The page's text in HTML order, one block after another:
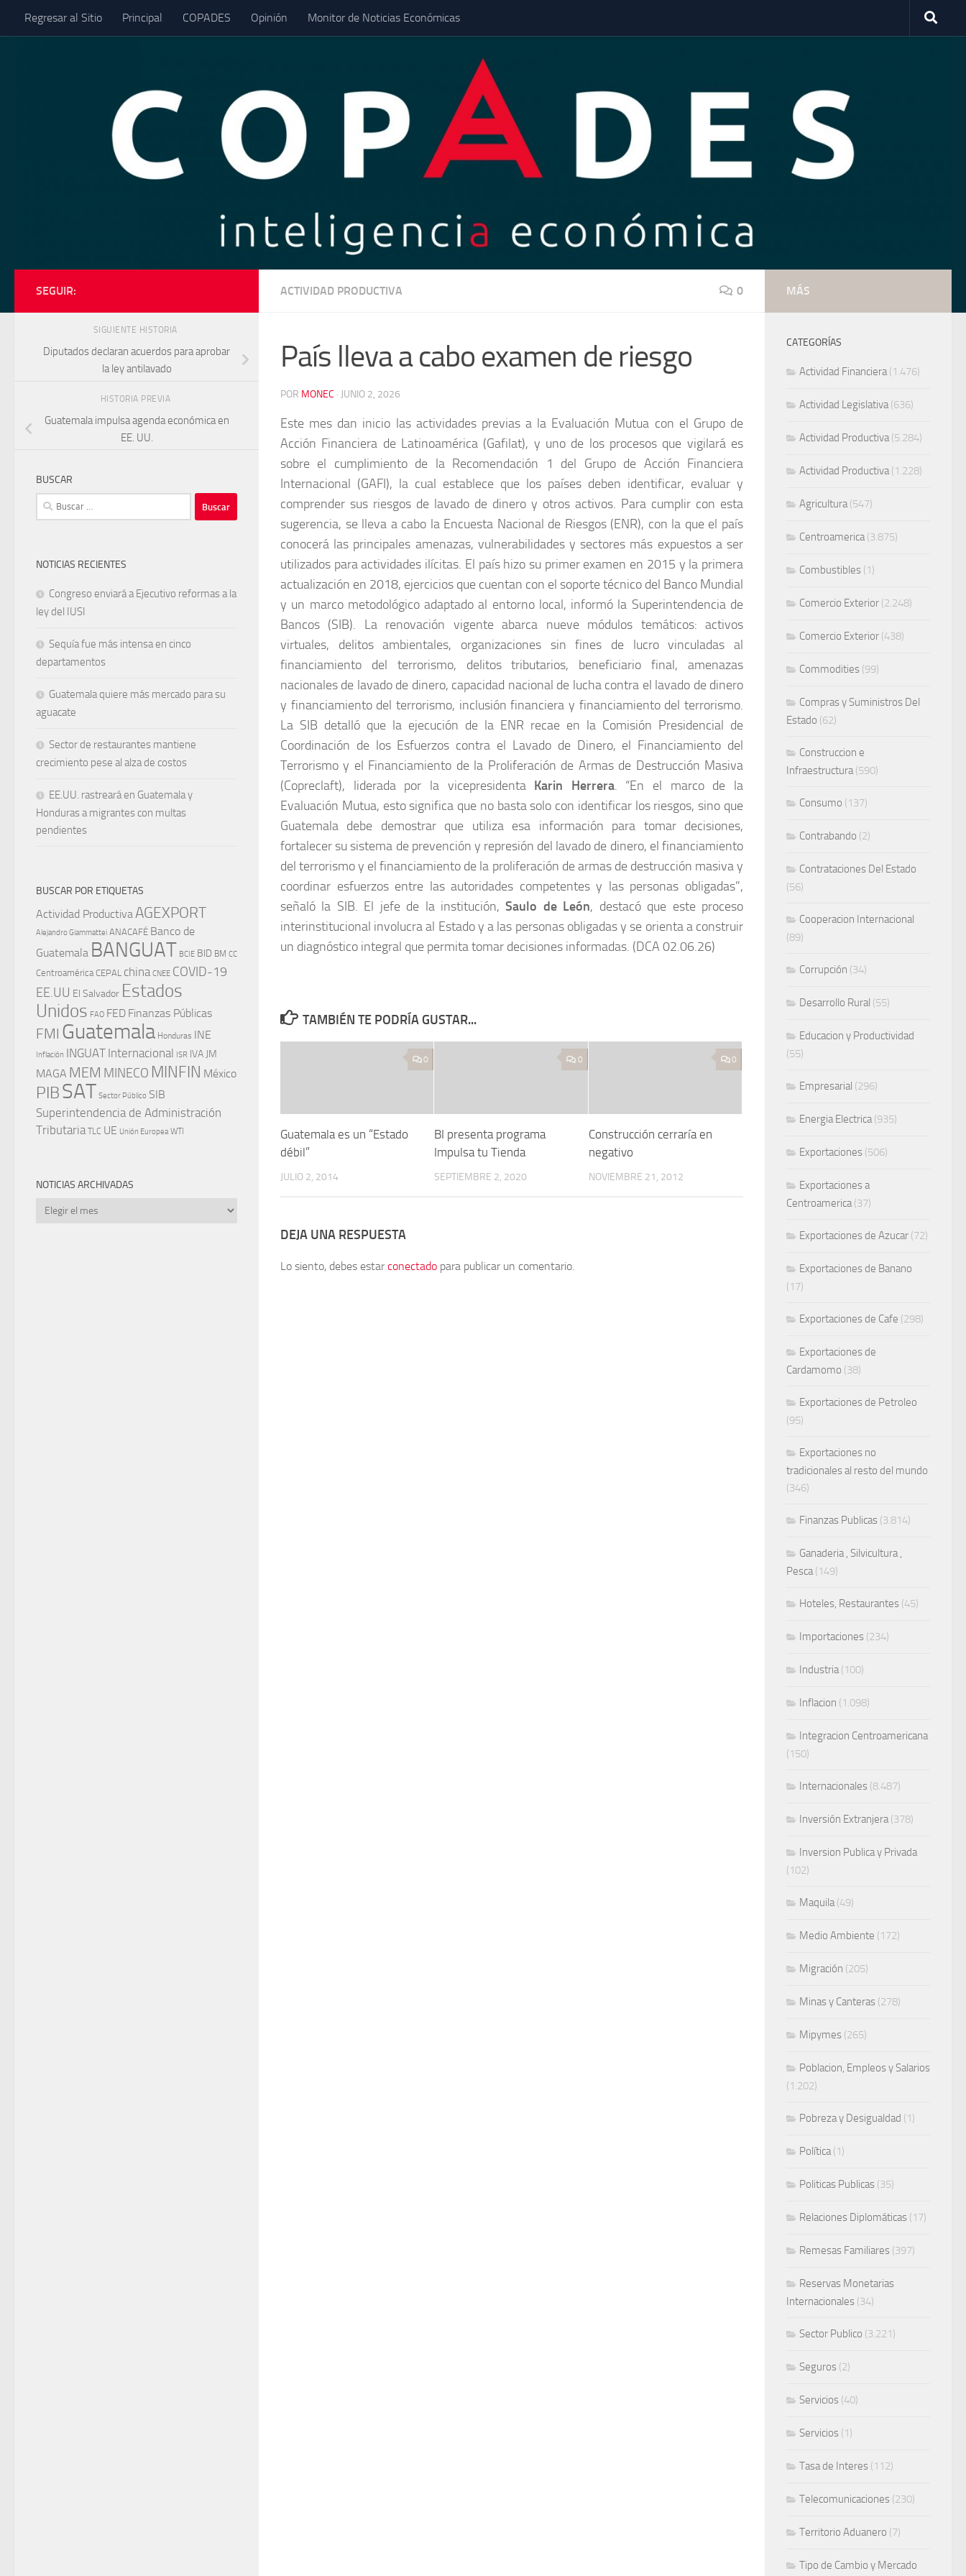
Saltar al contenido
Regresar al Sitio Principal COPADES Opinión Monitor de Noticias Económicas
ACTIVIDAD PRODUCTIVA 0
País lleva a cabo examen de riesgo
POR MONEC · JUNIO 2, 2026
Este mes dan inicio las actividades previas a la Evaluación Mutua con el Grupo de
Acción Financiera de Latinoamérica (Gafilat), y uno de los procesos que vigilará es
sobre el cumplimiento de la Recomendación 1 del Grupo de Acción Financiera
Internacional (GAFI), la cual establece que los países deben identificar, evaluar y
comprender sus riesgos de lavado de dinero y otros activos. Para cumplir con esta
sugerencia, se lleva a cabo la Encuesta Nacional de Riesgos (ENR), con la que el país
conocerá las principales amenazas, vulnerabilidades y sectores más expuestos a ser
utilizados para actividades ilícitas. El país hizo su primer examen en 2015 y la primera
actualización en 2018, ejercicios que cuentan con el soporte técnico del Banco Mundial
y un marco metodológico adaptado al entorno local, informó la Superintendencia de
Bancos (SIB). La renovación vigente abarca nueve módulos temáticos: activos
virtuales, delitos ambientales, organizaciones sin fines de lucro vinculadas al
financiamiento del terrorismo, delitos tributarios, beneficiario final, amenazas
nacionales de lavado de dinero, capacidad nacional de lucha contra el lavado de dinero
y financiamiento del terrorismo, inclusión financiera y financiamiento del terrorismo.
La SIB detalló que la ejecución de la ENR recae en la Comisión Presidencial de
Coordinación de los Esfuerzos contra el Lavado de Dinero, el Financiamiento del
Terrorismo y el Financiamiento de la Proliferación de Armas de Destrucción Masiva
(Copreclaft), liderada por la vicepresidenta Karin Herrera. “En el marco de la
Evaluación Mutua, esto significa que no basta solo con identificar los riesgos, sino que
Guatemala debe demostrar que utiliza esa información para tomar decisiones,
fortalecer su sistema de prevención y represión del lavado de dinero, el financiamiento
del terrorismo y el financiamiento de la proliferación de armas de destrucción masiva y
coordinar esfuerzos entre las autoridades competentes y las personas obligadas”,
señaló la SIB. El jefe de la institución,Saulo de León, destacó que este proceso
interinstitucional involucra al Estado y a las personas obligadas y se orienta a construir
un diagnóstico integral que permita tomar decisiones informadas. (DCA 02.06.26)
TAMBIÉN TE PODRÍA GUSTAR...
0
Guatemala es un “Estado
débil”
JULIO 2, 2014
0
BI presenta programa
Impulsa tu Tienda
SEPTIEMBRE 2, 2020
0
Construcción cerraría en
negativo
NOVIEMBRE 21, 2012
DEJA UNA RESPUESTA
Lo siento, debes estarconectado para publicar un comentario.
SEGUIR:
SIGUIENTE HISTORIA
Diputados declaran acuerdos para aprobar
la ley antilavado
HISTORIA PREVIA
Guatemala impulsa agenda económica en
EE. UU.
BUSCAR
Buscar:
NOTICIAS RECIENTES
Congreso enviará a Ejecutivo reformas a la
ley del IUSI
Sequía fue más intensa en cinco
departamentos
Guatemala quiere más mercado para su
aguacate
Sector de restaurantes mantiene
crecimiento pese al alza de costos
EE.UU. rastreará en Guatemala y
Honduras a migrantes con multas
pendientes
BUSCAR POR ETIQUETAS
Actividad ProductivaAGEXPORT
Alejandro Giammattei ANACAFÉ Banco de
Guatemala BANGUAT BCIE BID BM CC
Centroamérica CEPAL china CNEE COVID-19
EE.UU El Salvador Estados
Unidos FAO FED Finanzas Públicas
FMI Guatemala Honduras INE
Inflación INGUAT Internacional ISR IVA JM
MAGA MEM MINECO MINFIN México
PIBSAT Sector Público SIB
Superintendencia de Administración
Tributaria TLC UE Unión Europea WTI
NOTICIAS ARCHIVADAS
Noticias
MÁS
CATEGORÍAS
Actividad Financiera(1.476)
Actividad Legislativa(636)
Actividad Productiva(5.284)
Actividad Productiva(1.228)
Agricultura(547)
Centroamerica(3.875)
Combustibles (1)
Comercio Exterior (2.248)
Comercio Exterior (438)
Commodities (99)
Compras y Suministros Del
Estado (62)
Construccion e
Infraestructura(590)
Consumo (137)
Contrabando (2)
Contrataciones Del Estado
(56)
Cooperacion Internacional
(89)
Corrupción (34)
Desarrollo Rural (55)
Educacion y Productividad
(55)
Empresarial (296)
Energia Electrica(935)
Exportaciones (506)
Exportaciones a
Centroamerica(37)
Exportaciones de Azucar (72)
Exportaciones de Banano
(17)
Exportaciones de Cafe (298)
Exportaciones de
Cardamomo (38)
Exportaciones de Petroleo
(95)
Exportaciones no
tradicionales al resto del mundo
(346)
Finanzas Publicas (3.814)
Ganaderia , Silvicultura ,
Pesca(149)
Hoteles, Restaurantes (45)
Importaciones (234)
Industria(100)
Inflacion (1.098)
Integracion Centroamericana
(150)
Internacionales (8.487)
Inversión Extranjera(378)
Inversion Publica y Privada
(102)
Maquila(49)
Medio Ambiente (172)
Migración (205)
Minas y Canteras (278)
Mipymes (265)
Poblacion, Empleos y Salarios
(1.202)
Pobreza y Desigualdad (1)
Política(1)
Politicas Publicas (35)
Relaciones Diplomáticas (17)
Remesas Familiares (397)
Reservas Monetarias
Internacionales (34)
Sector Publico (3.221)
Seguros (2)
Servicios (40)
Servicios (1)
Tasa de Interes (112)
Telecomunicaciones (230)
Territorio Aduanero (7)
Tipo de Cambio y Mercado